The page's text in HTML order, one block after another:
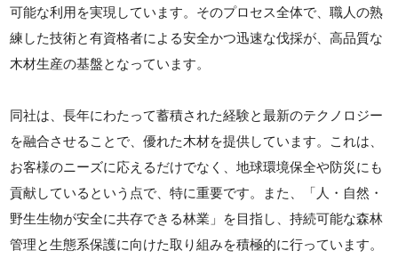
可能な利用を実現しています。そのプロセス全体で、職人の熟
練した技術と有資格者による安全かつ迅速な伐採が、高品質な
木材生産の基盤となっています。
同社は、長年にわたって蓄積された経験と最新のテクノロジー
を融合させることで、優れた木材を提供しています。これは、
お客様のニーズに応えるだけでなく、地球環境保全や防災にも
貢献しているという点で、特に重要です。また、「人・自然・
野生生物が安全に共存できる林業」を目指し、持続可能な森林
管理と生態系保護に向けた取り組みを積極的に行っています。